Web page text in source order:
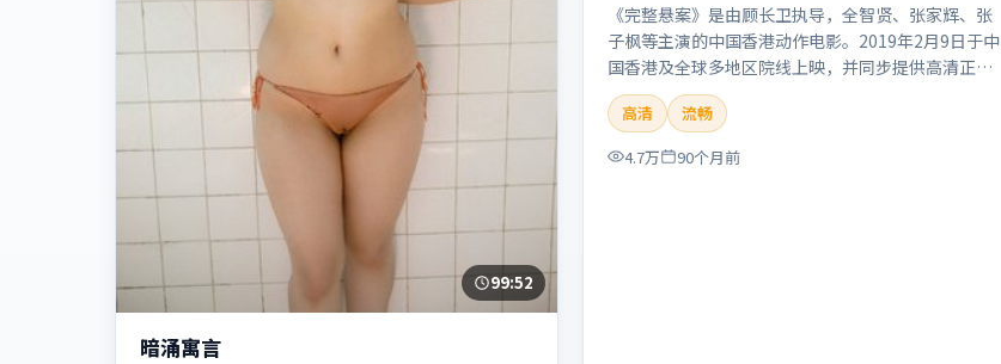
99:52
暗涌寓言
《完整悬案》是由顾长卫执导，全智贤、张家辉、张
子枫等主演的中国香港动作电影。2019年2月9日于中
国香港及全球多地区院线上映，并同步提供高清正版
流媒体在线观看。剧情与看点：动作场面密集，节奏
明快，适合喜欢热血追缉与爆破场面的观众。本片适
合检索「完整悬案」「顾长卫」「动作」「中国香
港」「2019」「2019-02-09上映」等关键词的影迷
高清
流畅
4.7万
90个月前